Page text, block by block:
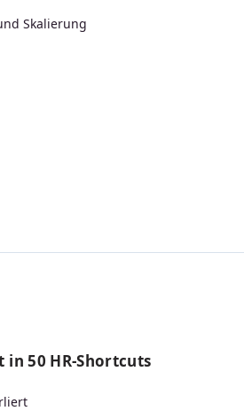
Skalierung
50 HR-Shortcuts